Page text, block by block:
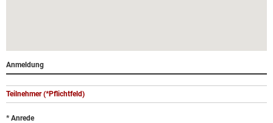
Anmeldung
Teilnehmer (*Pflichtfeld)
* Anrede